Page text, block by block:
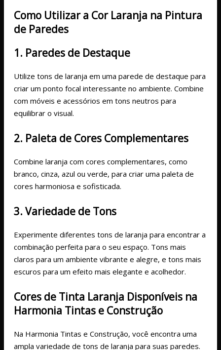
Como Utilizar a Cor Laranja na Pintura
de Paredes
1. Paredes de Destaque
Utilize tons de laranja em uma parede de destaque para
criar um ponto focal interessante no ambiente. Combine
com móveis e acessórios em tons neutros para
equilibrar o visual.
2. Paleta de Cores Complementares
Combine laranja com cores complementares, como
branco, cinza, azul ou verde, para criar uma paleta de
cores harmoniosa e sofisticada.
3. Variedade de Tons
Experimente diferentes tons de laranja para encontrar a
combinação perfeita para o seu espaço. Tons mais
claros para um ambiente vibrante e alegre, e tons mais
escuros para um efeito mais elegante e acolhedor.
Cores de Tinta Laranja Disponíveis na
Harmonia Tintas e Construção
Na Harmonia Tintas e Construção, você encontra uma
ampla variedade de tons de laranja para suas paredes.